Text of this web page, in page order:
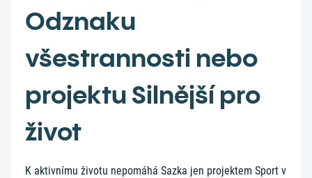
Odznaku
všestrannosti nebo
projektu Silnější pro
život
K aktivnímu životu nepomáhá Sazka jen projektem Sport v